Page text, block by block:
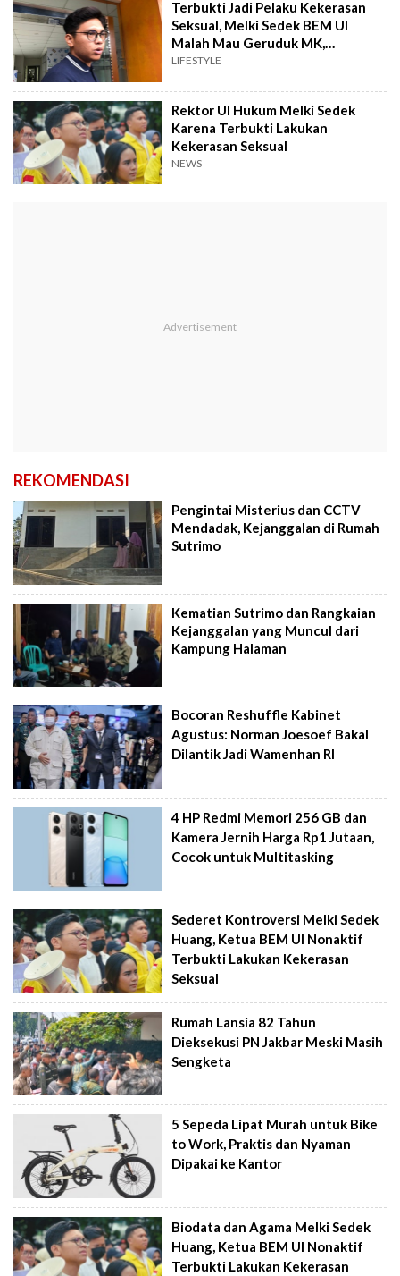
Terbukti Jadi Pelaku Kekerasan
Seksual, Melki Sedek BEM UI
Malah Mau Geruduk MK,
Warganet Muak
LIFESTYLE
Rektor UI Hukum Melki Sedek
Karena Terbukti Lakukan
Kekerasan Seksual
NEWS
REKOMENDASI
Pengintai Misterius dan CCTV
Mendadak, Kejanggalan di Rumah
Sutrimo
Kematian Sutrimo dan Rangkaian
Kejanggalan yang Muncul dari
Kampung Halaman
Bocoran Reshuffle Kabinet
Agustus: Norman Joesoef Bakal
Dilantik Jadi Wamenhan RI
4 HP Redmi Memori 256 GB dan
Kamera Jernih Harga Rp1 Jutaan,
Cocok untuk Multitasking
Sederet Kontroversi Melki Sedek
Huang, Ketua BEM UI Nonaktif
Terbukti Lakukan Kekerasan
Seksual
Rumah Lansia 82 Tahun
Dieksekusi PN Jakbar Meski Masih
Sengketa
5 Sepeda Lipat Murah untuk Bike
to Work, Praktis dan Nyaman
Dipakai ke Kantor
Biodata dan Agama Melki Sedek
Huang, Ketua BEM UI Nonaktif
Terbukti Lakukan Kekerasan